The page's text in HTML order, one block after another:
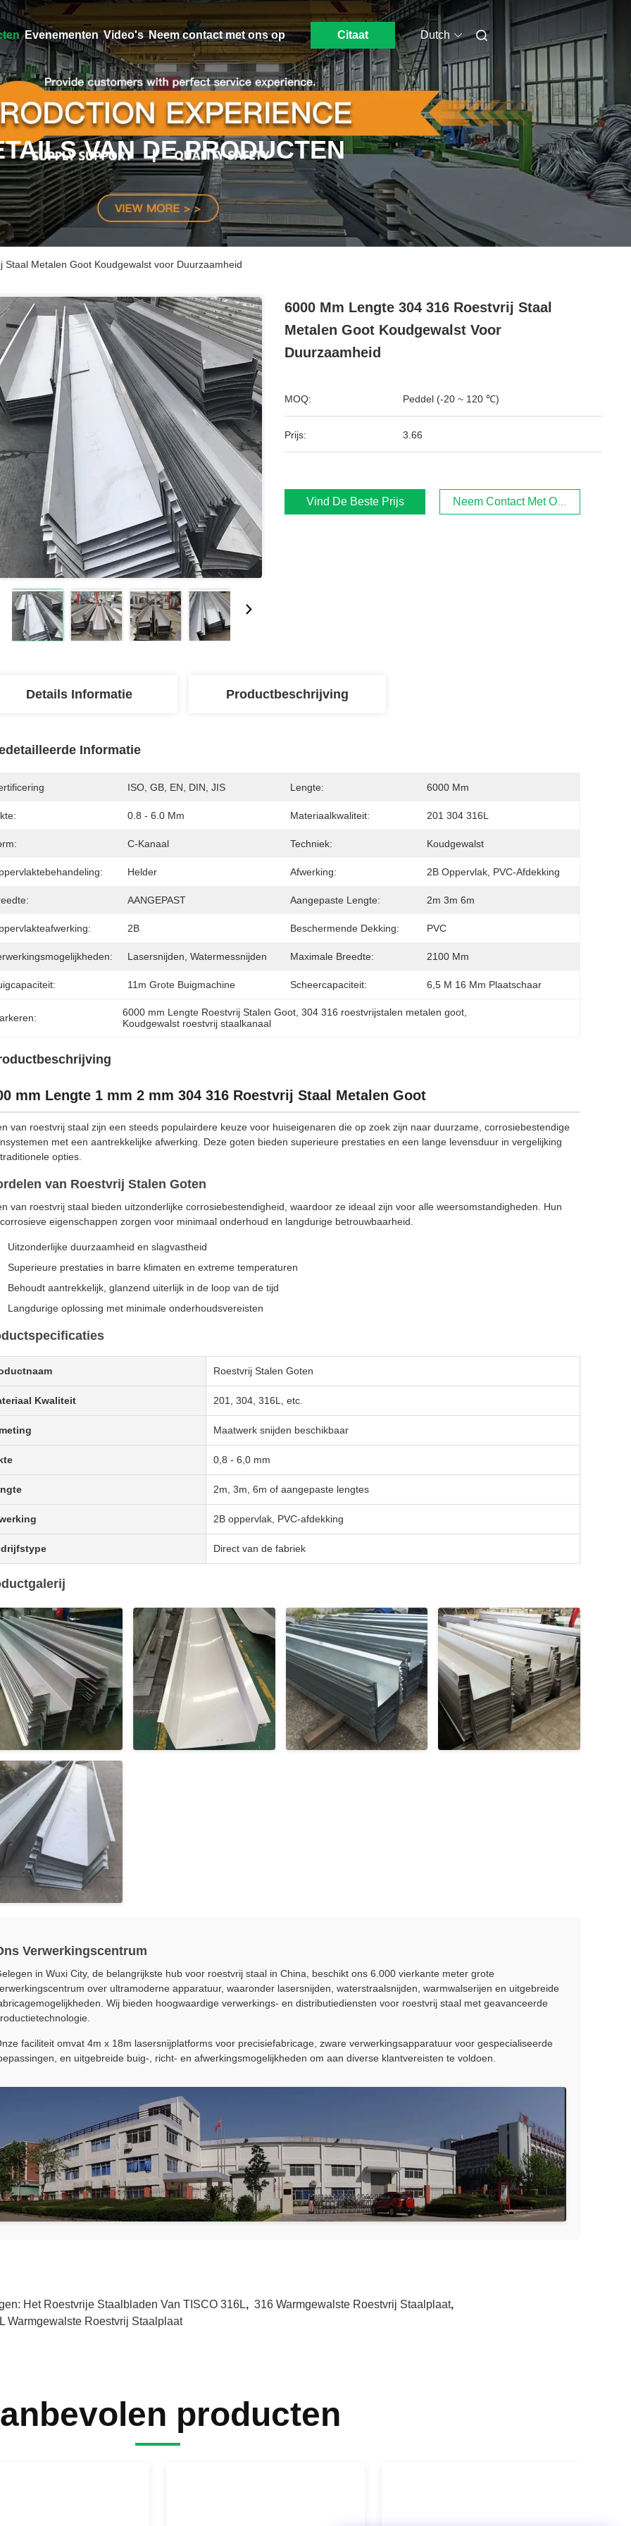
Evenementen Video's Neem contact met ons op Citaat Dutch
VAN DE PRODUCTEN
Metalen Goot Koudgewalst voor Duurzaamheid
6000 Mm Lengte 304 316 Roestvrij Staal
Metalen Goot Koudgewalst Voor
Duurzaamheid
MOQ: Peddel (-20 ~ 120 ℃)
Prijs: 3.66
Vind De Beste Prijs Neem Contact Met Ons Op
Details Informatie Productbeschrijving
Informatie
ISO, GB, EN, DIN, JIS Lengte: 6000 Mm
0.8 - 6.0 Mm Materiaalkwaliteit: 201 304 316L
C-Kanaal Techniek: Koudgewalst
Helder Afwerking: 2B Oppervlak, PVC-Afdekking
AANGEPAST Aangepaste Lengte: 2m 3m 6m
2B Beschermende Dekking: PVC
Lasersnijden, Watermessnijden Maximale Breedte: 2100 Mm
11m Grote Buigmachine Scheercapaciteit: 6,5 M 16 Mm Plaatschaar
6000 mm Lengte Roestvrij Stalen Goot , 304 316 roestvrijstalen metalen goot
Koudgewalst roestvrij staalkanaal
mm Lengte 1 mm 2 mm 304 316 Roestvrij Staal Metalen Goot
van roestvrij staal zijn een steeds populairdere keuze voor huiseigenaren die op zoek zijn naar duurzame, corrosiebestendige
met een aantrekkelijke afwerking. Deze goten bieden superieure prestaties en een lange levensduur in vergelijking
opties.
van Roestvrij Stalen Goten
van roestvrij staal bieden uitzonderlijke corrosiebestendigheid, waardoor ze ideaal zijn voor alle weersomstandigheden. Hun
eigenschappen zorgen voor minimaal onderhoud en langdurige betrouwbaarheid.
Uitzonderlijke duurzaamheid en slagvastheid
Superieure prestaties in barre klimaten en extreme temperaturen
Behoudt aantrekkelijk, glanzend uiterlijk in de loop van de tijd
Langdurige oplossing met minimale onderhoudsvereisten
Roestvrij Stalen Goten
Kwaliteit 201, 304, 316L, etc.
Maatwerk snijden beschikbaar
0,8 - 6,0 mm
2m, 3m, 6m of aangepaste lengtes
2B oppervlak, PVC-afdekking
Direct van de fabriek
Verwerkingscentrum
in Wuxi City, de belangrijkste hub voor roestvrij staal in China, beschikt ons 6.000 vierkante meter grote
over ultramoderne apparatuur, waaronder lasersnijden, waterstraalsnijden, warmwalserijen en uitgebreide
Wij bieden hoogwaardige verwerkings- en distributiediensten voor roestvrij staal met geavanceerde
faciliteit omvat 4m x 18m lasersnijplatforms voor precisiefabricage, zware verwerkingsapparatuur voor gespecialiseerde
en uitgebreide buig-, richt- en afwerkingsmogelijkheden om aan diverse klantvereisten te voldoen.
Het Roestvrije Staalbladen Van TISCO 316L, 316 Warmgewalste Roestvrij Staalplaat,
Warmgewalste Roestvrij Staalplaat
producten